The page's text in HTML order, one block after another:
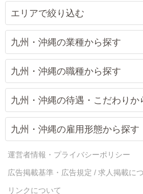
エリアで絞り込む
九州・沖縄の業種から探す
九州・沖縄の職種から探す
九州・沖縄の待遇・こだわりか
九州・沖縄の雇用形態から探す
運営者情報・プライバシーポリシー
広告掲載基準・広告規定 / 求人掲載に
リンクについて